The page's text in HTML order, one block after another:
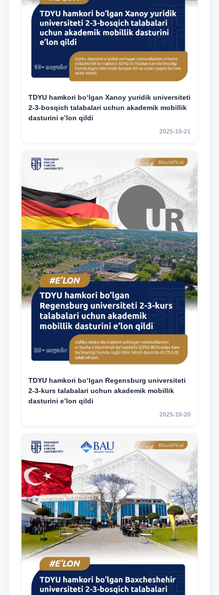
TDYU hamkori bo‘lgan Xanoy yuridik universiteti
2-3-bosqich talabalari uchun akademik mobillik
dasturini e’lon qildi
2025-10-21
TDYU hamkori bo‘lgan Regensburg universiteti
2-3-kurs talabalari uchun akademik mobillik
dasturini e’lon qildi
2025-10-20